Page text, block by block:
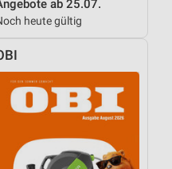
ab 25.07.
heute gültig